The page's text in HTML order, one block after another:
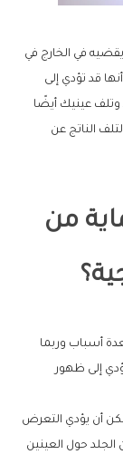
في الخارج في
قد تؤدي إلى
وتلف عينيك أيضًا
الناتج عن
من
أسباب وربما
إلى ظهور
أن يؤدي التعرض
حول العينين